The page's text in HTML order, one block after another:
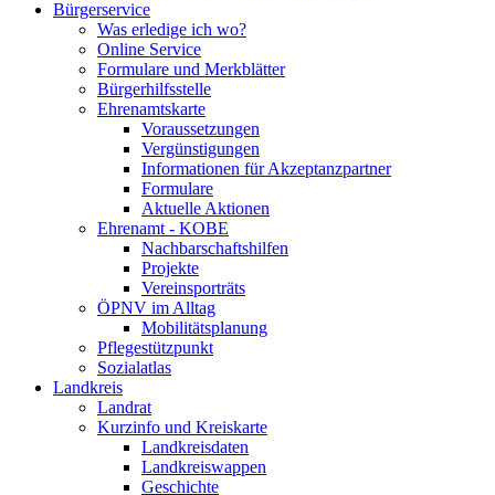
Bürgerservice
Was erledige ich wo?
Online Service
Formulare und Merkblätter
Bürgerhilfsstelle
Ehrenamtskarte
Voraussetzungen
Vergünstigungen
Informationen für Akzeptanzpartner
Formulare
Aktuelle Aktionen
Ehrenamt - KOBE
Nachbarschaftshilfen
Projekte
Vereinsporträts
ÖPNV im Alltag
Mobilitätsplanung
Pflegestützpunkt
Sozialatlas
Landkreis
Landrat
Kurzinfo und Kreiskarte
Landkreisdaten
Landkreiswappen
Geschichte